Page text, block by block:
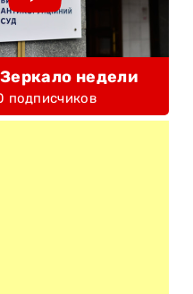
недели
подписчиков